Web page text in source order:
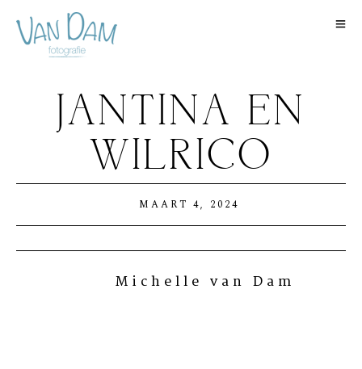
JANTINA EN
WILRICO
MAART 4, 2024
Michelle van Dam